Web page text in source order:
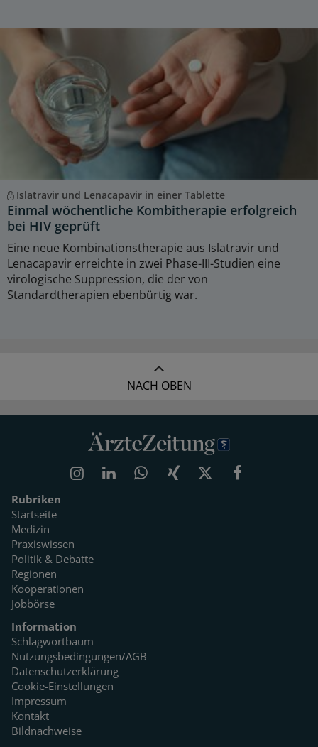
Islatravir und Lenacapavir in einer Tablette
Einmal wöchentliche Kombitherapie erfolgreich
bei HIV geprüft
Eine neue Kombinationstherapie aus Islatravir und
Lenacapavir erreichte in zwei Phase-III-Studien eine
virologische Suppression, die der von
Standardtherapien ebenbürtig war.
NACH OBEN
Rubriken
Startseite
Medizin
Praxiswissen
Politik & Debatte
Regionen
Kooperationen
Jobbörse
Information
Schlagwortbaum
Nutzungsbedingungen/AGB
Datenschutzerklärung
Cookie-Einstellungen
Impressum
Kontakt
Bildnachweise